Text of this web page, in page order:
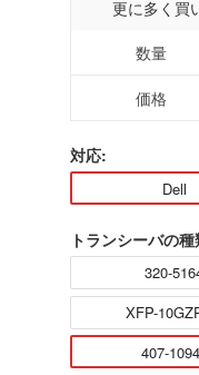
更に多く買
数量
価格
対応:
Dell
トランシーバの
320-
XFP-
407-